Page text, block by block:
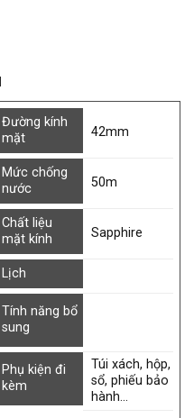
Đường kính
mặt
42mm
Mức chống
nước
50m
Chất liệu
mặt kính
Sapphire
Lịch
Tính năng bổ
sung
Phụ kiện đi
kèm
Túi xách, hộp,
sổ, phiếu bảo
hành…